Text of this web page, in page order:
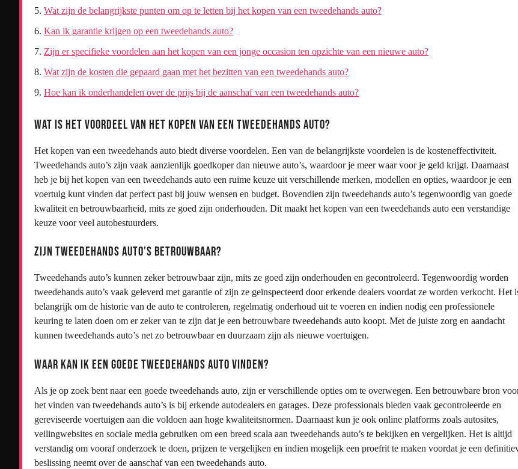
Wat zijn de belangrijkste punten om op te letten bij het kopen van een tweedehands auto?
Kan ik garantie krijgen op een tweedehands auto?
Zijn er specifieke voordelen aan het kopen van een jonge occasion ten opzichte van een nieuwe auto?
Wat zijn de kosten die gepaard gaan met het bezitten van een tweedehands auto?
Hoe kan ik onderhandelen over de prijs bij de aanschaf van een tweedehands auto?
Wat is het voordeel van het kopen van een tweedehands auto?
Het kopen van een tweedehands auto biedt diverse voordelen. Een van de belangrijkste voordelen is de kosteneffectiviteit.
Tweedehands auto’s zijn vaak aanzienlijk goedkoper dan nieuwe auto’s, waardoor je meer waar voor je geld krijgt. Daarnaast
heb je bij het kopen van een tweedehands auto een ruime keuze uit verschillende merken, modellen en opties, waardoor je een
voertuig kunt vinden dat perfect past bij jouw wensen en budget. Bovendien zijn tweedehands auto’s tegenwoordig van goede
kwaliteit en betrouwbaarheid, mits ze goed zijn onderhouden. Dit maakt het kopen van een tweedehands auto een verstandige
keuze voor veel autobestuurders.
Zijn tweedehands auto’s betrouwbaar?
Tweedehands auto’s kunnen zeker betrouwbaar zijn, mits ze goed zijn onderhouden en gecontroleerd. Tegenwoordig worden
tweedehands auto’s vaak geleverd met garantie of zijn ze geïnspecteerd door erkende dealers voordat ze worden verkocht. Het
belangrijk om de historie van de auto te controleren, regelmatig onderhoud uit te voeren en indien nodig een professionele
keuring te laten doen om er zeker van te zijn dat je een betrouwbare tweedehands auto koopt. Met de juiste zorg en aandacht
kunnen tweedehands auto’s net zo betrouwbaar en duurzaam zijn als nieuwe voertuigen.
Waar kan ik een goede tweedehands auto vinden?
Als je op zoek bent naar een goede tweedehands auto, zijn er verschillende opties om te overwegen. Een betrouwbare bron
het vinden van tweedehands auto’s is bij erkende autodealers en garages. Deze professionals bieden vaak gecontroleerde en
gereviseerde voertuigen aan die voldoen aan hoge kwaliteitsnormen. Daarnaast kun je ook online platforms zoals autosites,
veilingwebsites en sociale media gebruiken om een breed scala aan tweedehands auto’s te bekijken en vergelijken. Het is altijd
verstandig om vooraf onderzoek te doen, prijzen te vergelijken en indien mogelijk een proefrit te maken voordat je een
beslissing neemt over de aanschaf van een tweedehands auto.